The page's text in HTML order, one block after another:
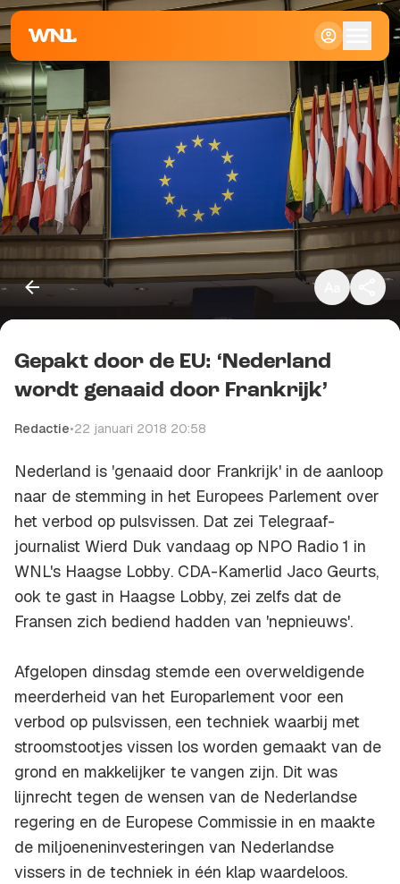
Klein
Standaard
Groot
Kopieer link
Gepakt door de EU: ‘Nederland
wordt genaaid door Frankrijk’
Redactie•22 januari 2018 20:58
Nederland is 'genaaid door Frankrijk' in de aanloop
naar de stemming in het Europees Parlement over
het verbod op pulsvissen. Dat zei Telegraaf-
journalist Wierd Duk vandaag op NPO Radio 1 in
WNL's Haagse Lobby. CDA-Kamerlid Jaco Geurts,
ook te gast in Haagse Lobby, zei zelfs dat de
Fransen zich bediend hadden van 'nepnieuws'.
Afgelopen dinsdag stemde een overweldigende
meerderheid van het Europarlement voor een
verbod op pulsvissen, een techniek waarbij met
stroomstootjes vissen los worden gemaakt van de
grond en makkelijker te vangen zijn. Dit was
lijnrecht tegen de wensen van de Nederlandse
regering en de Europese Commissie in en maakte
de miljoeneninvesteringen van Nederlandse
vissers in de techniek in één klap waardeloos.